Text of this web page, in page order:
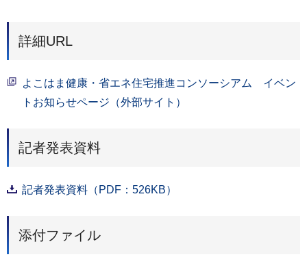
詳細URL
よこはま健康・省エネ住宅推進コンソーシアム イベン
トお知らせページ（外部サイト）
記者発表資料
記者発表資料（PDF：526KB）
添付ファイル